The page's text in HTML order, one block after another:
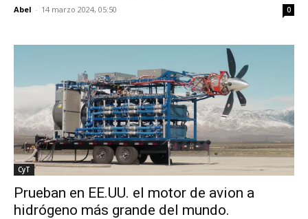
Abel - 14 marzo 2024, 05:50 0
CyT
Prueban en EE.UU. el motor de avion a
hidrógeno más grande del mundo.